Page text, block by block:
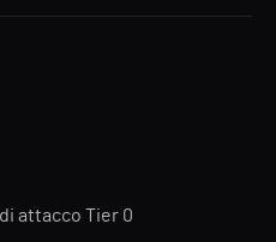
attacco Tier 0